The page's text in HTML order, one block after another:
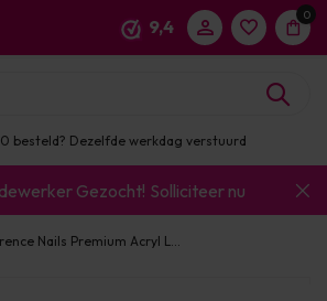
9,4
0
besteld? Dezelfde werkdag verstuurd
Gezocht! Solliciteer nu
Nails Premium Acryl L...